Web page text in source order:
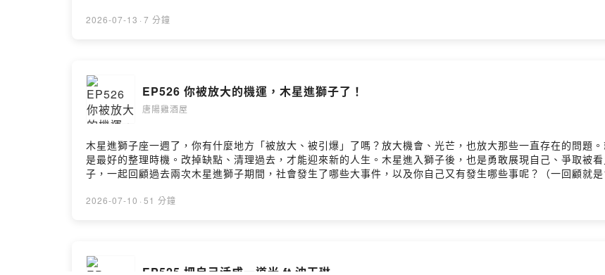
2026-07-13 · 7 分鐘
EP526 你被放大的機運，木星進獅子了！
唐陽雞酒屋
木星進獅子座一週了，你有什麼地方「被放大、被引爆」了嗎？放大機會、光芒，也放大那些一直存在的問題
是最好的整理時機。改掉缺點、清理過去，才能迎來新的人生。木星進入獅子後，也是勇敢展現自己、爭取被
子，一起回顧過去兩次木星進獅子期間，社會發生了哪些大事件，以及你自己又有發生哪些事呢？（一回顧就
星不只帶來好運？火象星座該高調起來了唐老師秘密計劃公開💥風象星座機運在人群裡土象星座打開塵封的房
2026-07-10 · 51 分鐘